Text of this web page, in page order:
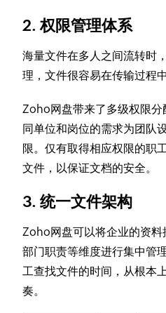
2. 权限管理体系
海量文件在多人之间流转时
理，文件很容易在传输过程中
Zoho网盘带来了多级权限
同单位和岗位的需求为团队
限。仅有取得相应权限的职
文件，以保证文档的安全。
3. 统一文件架构
Zoho网盘可以将企业的资料
部门职责等维度进行集中管
工查找文件的时间，从根本
奏。